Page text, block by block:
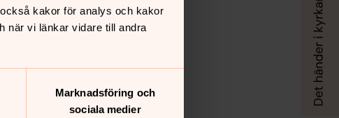
kakor för analys och kakor
när vi länkar vidare till andra
Marknadsföring och
sociala medier